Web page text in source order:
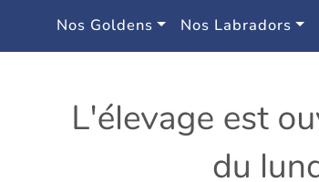
Nos Goldens Nos Labradors